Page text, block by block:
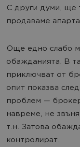
С други думи, ще
продаваме
Още едно слабо
обажданията. В
приключват от
опит показва
проблем —
навреме, не
т.н. Затова
контролират.